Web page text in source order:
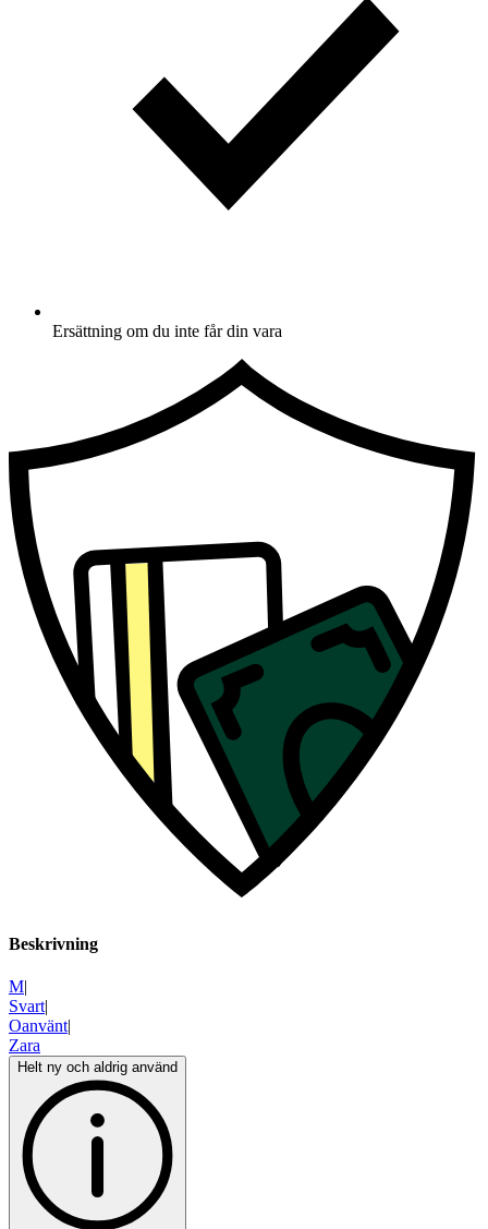
Ersättning om du inte får din vara
Beskrivning
M|
Svart|
Oanvänt|
Zara
Helt ny och aldrig använd